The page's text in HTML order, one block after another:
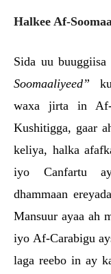
Halkee Af-
Sida uu buuggiisa
Soomaaliyeed”
waxa jirta in Af-
Kushitigga, gaar
keliya, halka
iyo Canfartu
dhammaan
Mansuur ayaa ah
iyo Af-Carabigu
laga reebo in ay